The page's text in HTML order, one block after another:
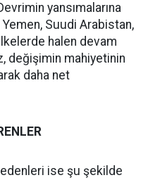
yansımalarına
Yemen, Suudi Arabistan,
halen devam
değişimin mahiyetinin
daha net
ise şu şekilde